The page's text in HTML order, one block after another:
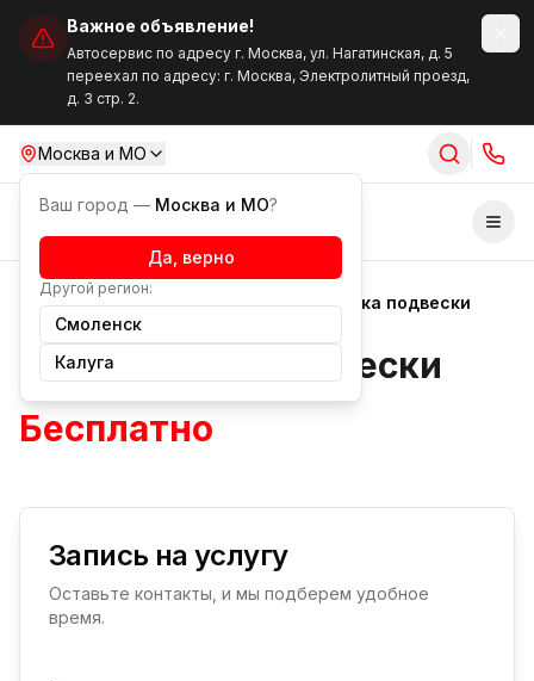
Важное объявление!
Автосервис по адресу г. Москва, ул. Нагатинская, д. 5
переехал по адресу: г. Москва, Электролитный проезд,
д. 3 стр. 2.
Москва и МО
Ваш город — Москва и МО?
Да, верно
Другой регион:
Смоленск
Калуга
Услуги Диагностика Диагностика подвески
Диагностика подвески
Бесплатно
Запись на услугу
Оставьте контакты, и мы подберем удобное
время.